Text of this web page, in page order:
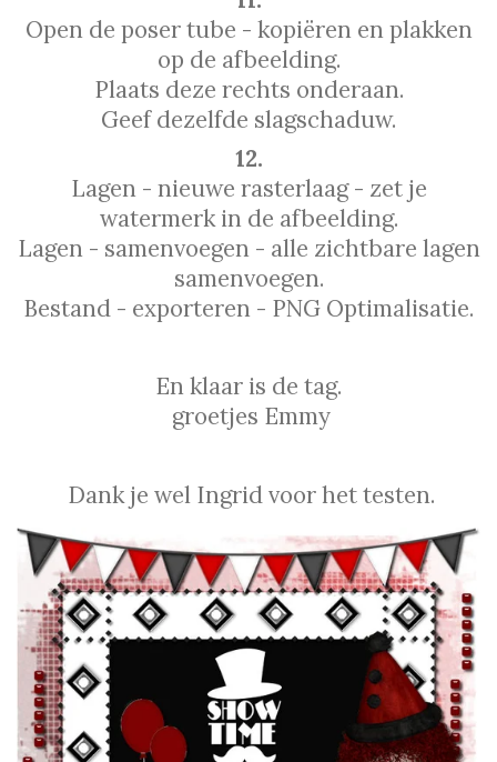
Open de poser tube - kopiëren en plakken
op de afbeelding.
Plaats deze rechts onderaan.
Geef dezelfde slagschaduw.
12.
Lagen - nieuwe rasterlaag - zet je
watermerk in de afbeelding.
Lagen - samenvoegen - alle zichtbare lagen
samenvoegen.
Bestand - exporteren - PNG Optimalisatie.
En klaar is de tag.
groetjes Emmy
Dank je wel Ingrid voor het testen.